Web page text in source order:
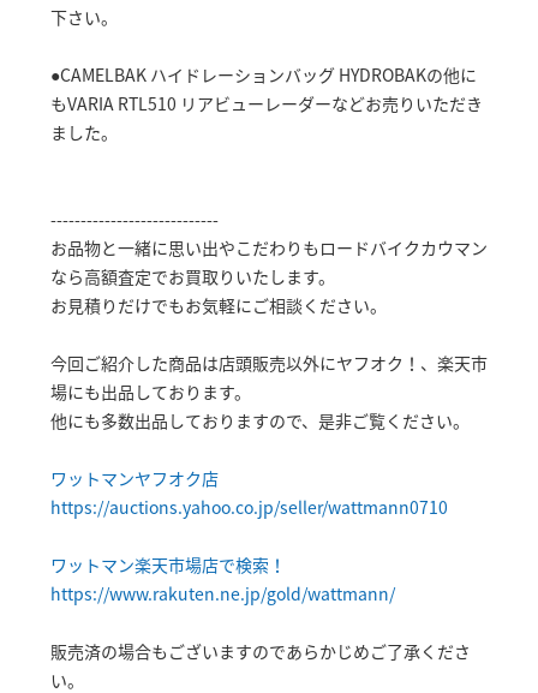
下さい。
●CAMELBAK ハイドレーションバッグ HYDROBAKの他に
もVARIA RTL510 リアビューレーダーなどお売りいただき
ました。
----------------------------
お品物と一緒に思い出やこだわりもロードバイクカウマン
なら高額査定でお買取りいたします。
お見積りだけでもお気軽にご相談ください。
今回ご紹介した商品は店頭販売以外にヤフオク！、楽天市
場にも出品しております。
他にも多数出品しておりますので、是非ご覧ください。
ワットマンヤフオク店
https://auctions.yahoo.co.jp/seller/wattmann0710
ワットマン楽天市場店で検索！
https://www.rakuten.ne.jp/gold/wattmann/
販売済の場合もございますのであらかじめご了承くださ
い。